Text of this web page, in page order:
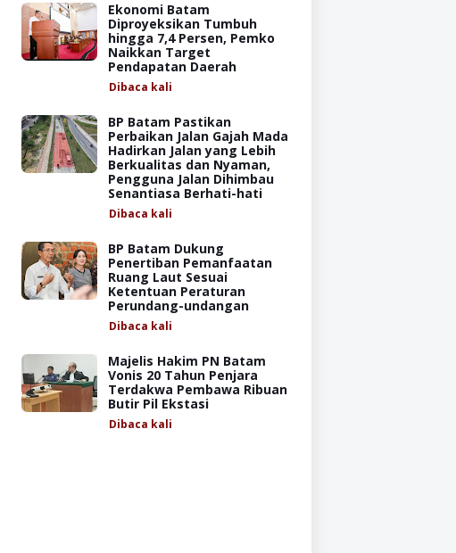
Ekonomi Batam
Diproyeksikan Tumbuh
hingga 7,4 Persen, Pemko
Naikkan Target
Pendapatan Daerah
Dibaca kali
BP Batam Pastikan
Perbaikan Jalan Gajah Mada
Hadirkan Jalan yang Lebih
Berkualitas dan Nyaman,
Pengguna Jalan Dihimbau
Senantiasa Berhati-hati
Dibaca kali
BP Batam Dukung
Penertiban Pemanfaatan
Ruang Laut Sesuai
Ketentuan Peraturan
Perundang-undangan
Dibaca kali
Majelis Hakim PN Batam
Vonis 20 Tahun Penjara
Terdakwa Pembawa Ribuan
Butir Pil Ekstasi
Dibaca kali